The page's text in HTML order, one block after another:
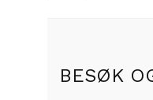
velges
BESØK